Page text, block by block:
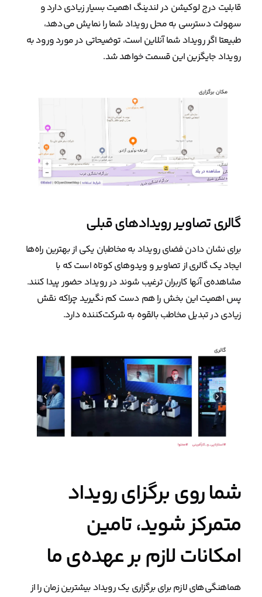
قابلیت درج لوکیشن در لندینگ اهمیت بسیار زیادی دارد و
سهولت دسترسی به محل رویداد شما را نمایش می‌دهد،
طبیعتا اگر رویداد شما آنلاین است، توضیحاتی در مورد ورود به
رویداد جایگزین این قسمت خواهد شد.
گالری تصاویر رویدادهای قبلی
برای نشان دادن فضای رویداد به مخاطبان یکی از بهترین راه‌ها
ایجاد یک گالری از تصاویر و ویدوهای کوتاه است که با
مشاهده‌ی آنها کاربران ترغیب شوند در رویداد حضور پیدا کنند.
پس اهمیت این بخش را هم دست کم نگیرید چراکه نقش
زیادی در تبدیل مخاطب بالقوه به شرکت‌کننده دارد.
شما روی برگزای رویداد
متمرکز شوید، تامین
امکانات لازم بر عهده‌ی ما
هماهنگی‌های لازم برای برگزاری یک رویداد بیشترین زمان را از